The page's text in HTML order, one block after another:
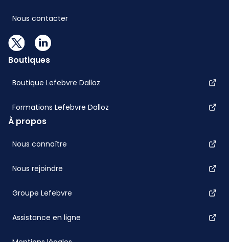
Nous contacter
Boutiques
Boutique Lefebvre Dalloz
Formations Lefebvre Dalloz
À propos
Nous connaître
Nous rejoindre
Groupe Lefebvre
Assistance en ligne